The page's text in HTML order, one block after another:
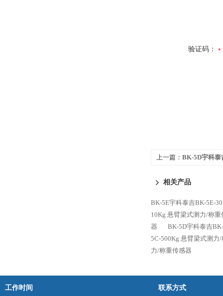
验证码：
上一篇： BK-5D宇科泰
相关产品
BK-5E宇科泰吉BK-5E-
10Kg 悬臂梁式测力/称重
器
BK-5D宇科泰吉
5C-500Kg 悬臂梁式测力
力/称重传感器
工作时间 联系方式